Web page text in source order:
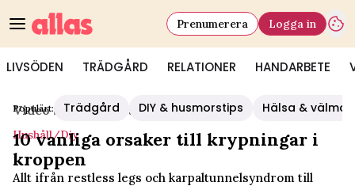
LIVSÖDEN TRÄDGÅRD RELATIONER HANDARBETE
Prenumerera Logga in
Populärt: Trädgård DIY & husmorstips Hälsa &
Video Start/Hushåll/diy
Hushåll/diy
10 vanliga orsaker till krypningar i
kroppen
Allt ifrån restless legs och karpaltunnelsyndrom till